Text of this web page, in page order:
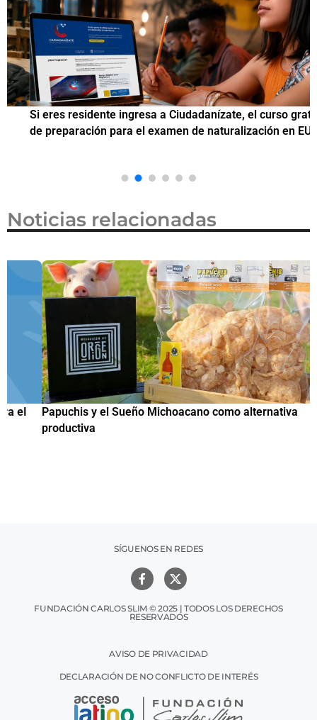
Si eres residente ingresa a Ciudadanízate, el curso gratuito
de preparación para el examen de naturalización en EUA
Noticias relacionadas
Papuchis y el Sueño Michoacano como alternativa
productiva
SÍGUENOS EN REDES
FUNDACIÓN CARLOS SLIM © 2025 | TODOS LOS DERECHOS
RESERVADOS
AVISO DE PRIVACIDAD
DECLARACIÓN DE NO CONFLICTO DE INTERÉS